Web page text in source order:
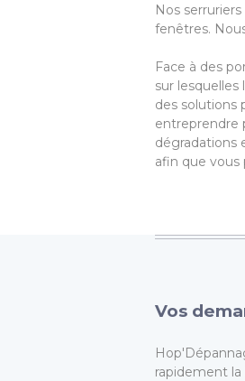
Nos
fenêtres.
Face à des
sur
des solutions
entreprendre
dégradations
afin que vous
Vos
rapidement